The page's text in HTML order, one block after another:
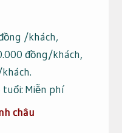
/khách,
đồng/khách,
Miễn phí
châu